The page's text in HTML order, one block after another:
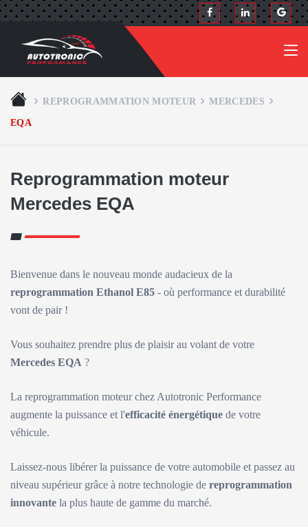
REPROGRAMMATION MOTEUR
MERCEDES
EQA
Reprogrammation moteur
Mercedes EQA
Bienvenue dans le nouveau monde audacieux de la
reprogrammation Ethanol E85 - où performance et durabilité
vont de pair !
Vous souhaitez prendre plus de plaisir au volant de votre
Mercedes EQA ?
La reprogrammation moteur chez Autotronic Performance
augmente la puissance et l'efficacité énergétique de votre
véhicule.
Laissez-nous libérer la puissance de votre automobile et passez au
niveau supérieur grâce à notre technologie de reprogrammation
innovante la plus haute de gamme du marché.